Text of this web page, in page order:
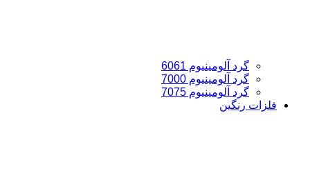
گرد آلومینیوم 6061
گرد آلومینیوم 7000
گرد آلومینیوم 7075
فلزات رنگین